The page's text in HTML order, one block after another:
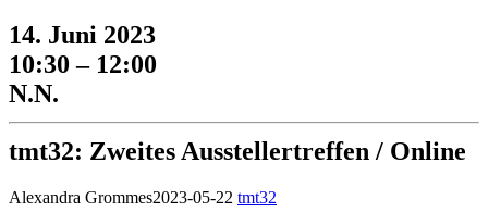
14. Juni 2023
10:30 – 12:00
N.N.
tmt32: Zweites Ausstellertreffen / Online
Alexandra Grommes2023-05-22 tmt32